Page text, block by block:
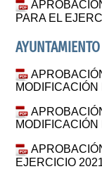
PARA EL
EJERCICIO